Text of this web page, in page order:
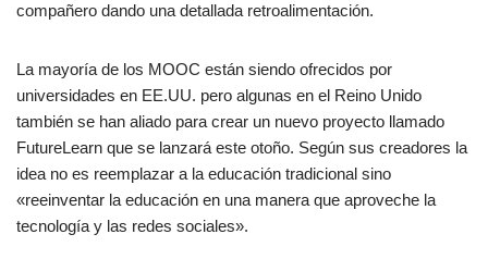
compañero dando una detallada retroalimentación.
La mayoría de los MOOC están siendo ofrecidos por
universidades en EE.UU. pero algunas en el Reino Unido
también se han aliado para crear un nuevo proyecto llamado
FutureLearn que se lanzará este otoño. Según sus creadores la
idea no es reemplazar a la educación tradicional sino
«reeinventar la educación en una manera que aproveche la
tecnología y las redes sociales».